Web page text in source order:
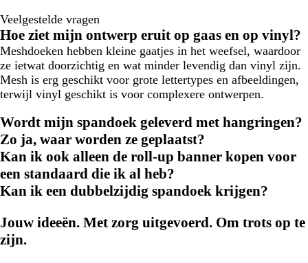
Veelgestelde vragen
Hoe ziet mijn ontwerp eruit op gaas en op vinyl?
Meshdoeken hebben kleine gaatjes in het weefsel, waardoor
ze ietwat doorzichtig en wat minder levendig dan vinyl zijn.
Mesh is erg geschikt voor grote lettertypes en afbeeldingen,
terwijl vinyl geschikt is voor complexere ontwerpen.
Wordt mijn spandoek geleverd met hangringen?
Zo ja, waar worden ze geplaatst?
Kan ik ook alleen de roll-up banner kopen voor
een standaard die ik al heb?
Kan ik een dubbelzijdig spandoek krijgen?
Jouw ideeën. Met zorg uitgevoerd. Om trots op te
zijn.